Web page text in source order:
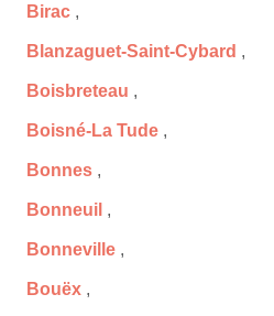
Birac ,
Blanzaguet-Saint-Cybard ,
Boisbreteau ,
Boisné-La Tude ,
Bonnes ,
Bonneuil ,
Bonneville ,
Bouëx ,